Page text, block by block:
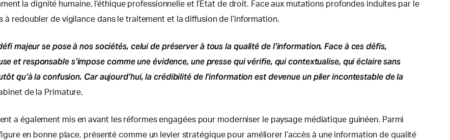
la dignité humaine, l’éthique professionnelle et l’État de droit. Face aux mutations profondes induites par le
redoubler de vigilance dans le traitement et la diffusion de l’information.
majeur se pose à nos sociétés, celui de préserver à tous la qualité de l’information. Face à ces défis,
et responsable s’impose comme une évidence, une presse qui vérifie, qui contextualise, qui éclaire sans
qu’à la confusion. Car aujourd’hui, la crédibilité de l’information est devenue un plier incontestable de la
de la Primature.
a également mis en avant les réformes engagées pour moderniser le paysage médiatique guinéen. Parmi
en bonne place, présenté comme un levier stratégique pour améliorer l’accès à une information de qualité